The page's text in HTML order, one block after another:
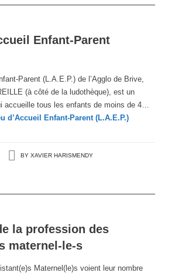
Enfant-Parent
Parent (L.A.E.P.) de l’Agglo de Brive,
(à côté de la ludothèque), est un
accueille tous les enfants de moins de 4…
d’Accueil Enfant-Parent (L.A.E.P.)
BY XAVIER HARISMENDY
la profession des
maternel-le-s
Maternel(le)s voient leur nombre